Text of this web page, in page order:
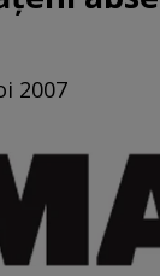
2007